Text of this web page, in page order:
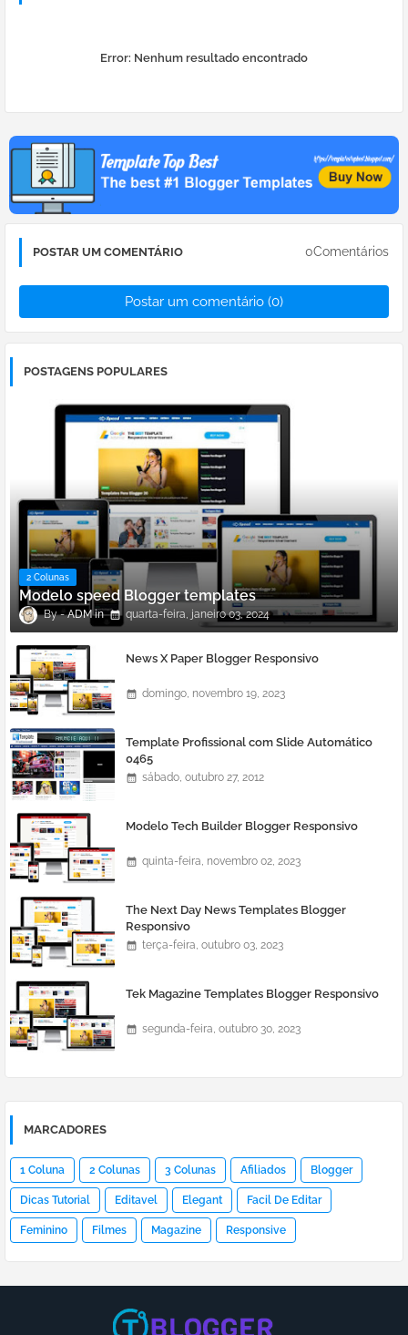
Error: Nenhum resultado encontrado
POSTAR UM COMENTÁRIO 0Comentários
Postar um comentário (0)
POSTAGENS POPULARES
2 Colunas
Modelo speed Blogger templates
ADM quarta-feira, janeiro 03, 2024
News X Paper Blogger Responsivo
domingo, novembro 19, 2023
Template Profissional com Slide Automático
0465
sábado, outubro 27, 2012
Modelo Tech Builder Blogger Responsivo
quinta-feira, novembro 02, 2023
The Next Day News Templates Blogger
Responsivo
terça-feira, outubro 03, 2023
Tek Magazine Templates Blogger Responsivo
segunda-feira, outubro 30, 2023
MARCADORES
1 Coluna 2 Colunas 3 Colunas Afiliados Blogger
Dicas Tutorial Editavel Elegant Facil De Editar
Feminino Filmes Magazine Responsive